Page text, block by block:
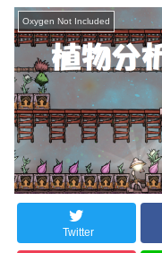
Oxygen Not Included
Twitter